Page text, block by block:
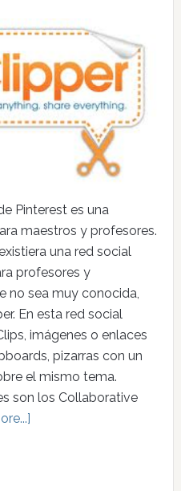
Pinterest es una
maestros y profesores.
una red social
profesores y
no sea muy conocida,
En esta red social
imágenes o enlaces
pizarras con un
el mismo tema.
son los Collaborative